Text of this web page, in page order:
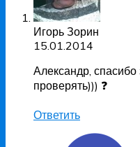
Игорь Зорин
15.01.2014
Александр,
проверять))) ❓
Ответить